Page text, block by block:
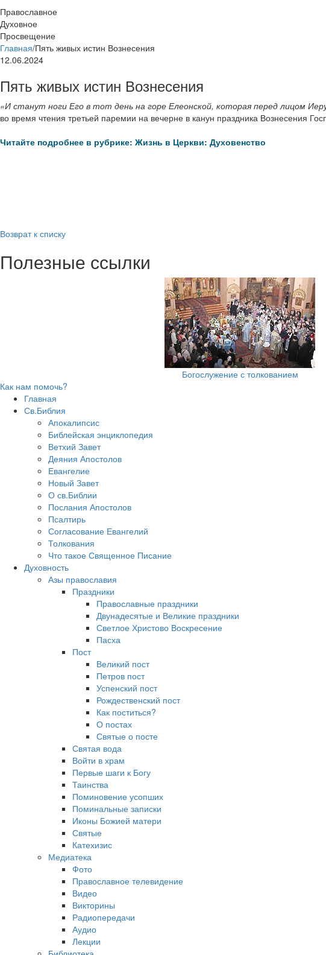
Православное
Духовное
Просвещение
Главная/Пять живых истин Вознесения
12.06.2024
Пять живых истин Вознесения
«И станут ноги Его в тот день на горе Елеонской, которая перед лицом
во время чтения третьей паремии на вечерне в канун праздника Вознесения
Читайте подробнее в рубрике: Жизнь в Церкви: Духовенство
Возврат к списку
Полезные ссылки
Богослужение с толкованием
Как нам помочь?
Главная
Св.Библия
Апокалипсис
Библейская энциклопедия
Ветхий Завет
Деяния Апостолов
Евангелие
Новый Завет
О св.Библии
Послания Апостолов
Псалтирь
Согласование Евангелий
Толкования
Что такое Священное Писание
Духовность
Азы православия
Праздники
Православные праздники
Двунадесятые и Великие праздники
Светлое Христово Воскресение
Пасха
Пост
Великий пост
Петров пост
Успенский пост
Рождественский пост
Как поститься?
О постах
Святые о посте
Святая вода
Войти в храм
Первые шаги к Богу
Таинства
Поминовение усопших
Поминальные записки
Иконы Божией матери
Святые
Катехизис
Медиатека
Фото
Православное телевидение
Видео
Викторины
Радиопередачи
Аудио
Лекции